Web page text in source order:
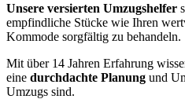
Unsere versierten Umzugshelfer
empfindliche Stücke wie Ihren
Kommode sorgfältig zu behandeln.
Mit über 14 Jahren Erfahrung
eine durchdachte Planung und
Umzugs sind.